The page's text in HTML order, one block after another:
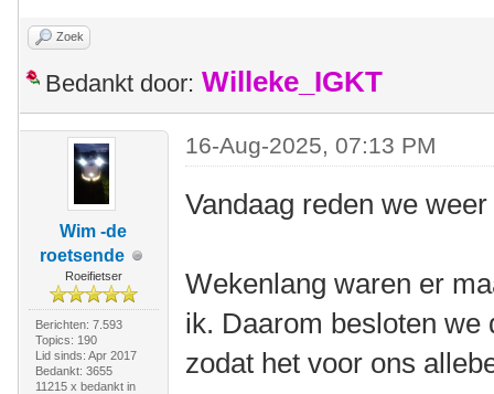
Zoek
Bedankt door: Willeke_IGKT
Wim -de
roetsende
Roeifietser
Berichten: 7.593
Topics: 190
Lid sinds: Apr 2017
Bedankt: 3655
11215 x bedankt in
16-Aug-2025, 07:13 PM
Vandaag reden we
Wekenlang waren er
ik. Daarom besloten we
zodat het voor ons